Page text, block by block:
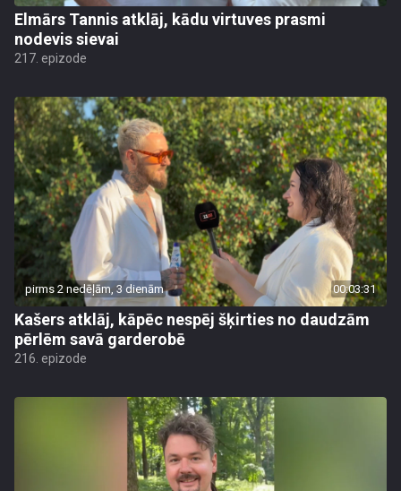
Elmārs Tannis atklāj, kādu virtuves prasmi
nodevis sievai
217. epizode
pirms 2 nedēļām, 3 dienām 00:03:31
Kašers atklāj, kāpēc nespēj šķirties no daudzām
pērlēm savā garderobē
216. epizode